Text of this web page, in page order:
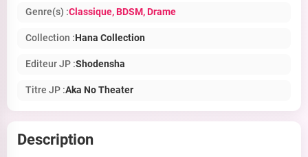
Genre(s) :Classique, BDSM, Drame
Collection :Hana Collection
Editeur JP :Shodensha
Titre JP :Aka No Theater
Description